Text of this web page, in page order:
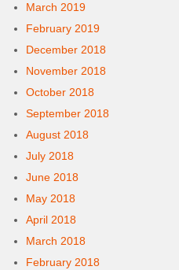
March 2019
February 2019
December 2018
November 2018
October 2018
September 2018
August 2018
July 2018
June 2018
May 2018
April 2018
March 2018
February 2018